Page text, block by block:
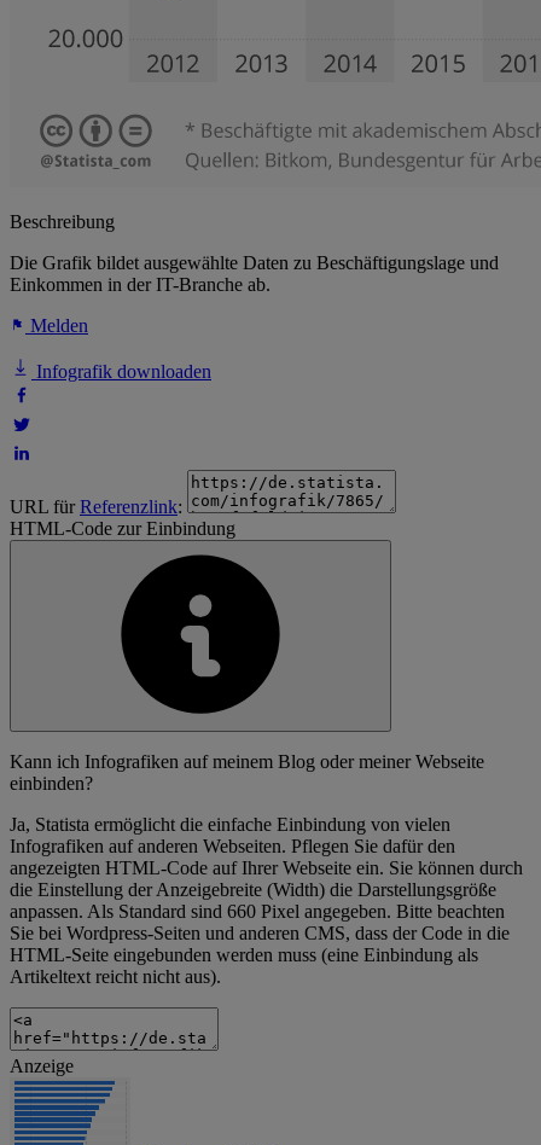
Beschreibung
Die Grafik bildet ausgewählte Daten zu Beschäftigungslage und
Einkommen in der IT-Branche ab.
Melden
Infografik downloaden
URL fürReferenzlink:
HTML-Code zur Einbindung
Kann ich Infografiken auf meinem Blog oder meiner Webseite
einbinden?
Ja, Statista ermöglicht die einfache Einbindung von vielen
Infografiken auf anderen Webseiten. Pflegen Sie dafür den
angezeigten HTML-Code auf Ihrer Webseite ein. Sie können durch
die Einstellung der Anzeigebreite (Width) die Darstellungsgröße
anpassen. Als Standard sind 660 Pixel angegeben. Bitte beachten
Sie bei Wordpress-Seiten und anderen CMS, dass der Code in die
HTML-Seite eingebunden werden muss (eine Einbindung als
Artikeltext reicht nicht aus).
Anzeige